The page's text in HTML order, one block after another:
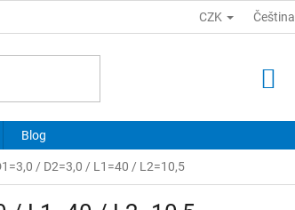
CZK Čeština
Blog
/ D2=3,0 / L1=40 / L2=10,5